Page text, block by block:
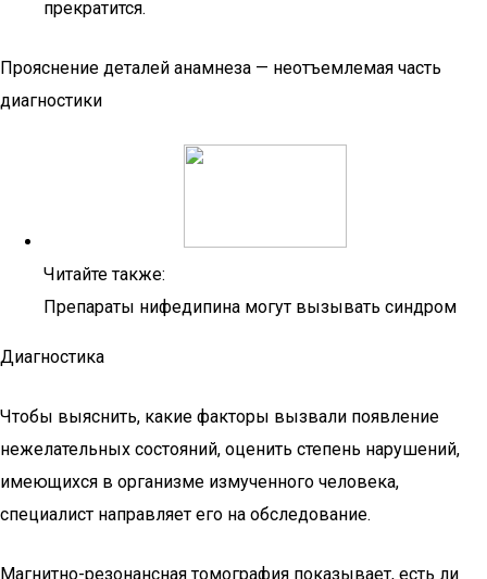
прекратится.
Прояснение деталей анамнеза — неотъемлемая часть
диагностики
Читайте также:
Препараты нифедипина могут вызывать синдром
Диагностика
Чтобы выяснить, какие факторы вызвали появление
нежелательных состояний, оценить степень нарушений,
имеющихся в организме измученного человека,
специалист направляет его на обследование.
Магнитно-резонансная томография показывает, есть ли